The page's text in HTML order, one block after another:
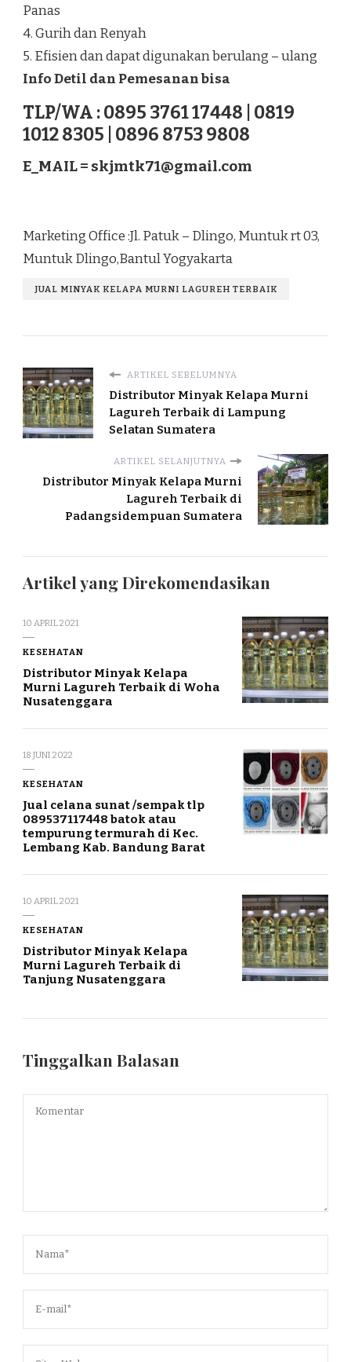
Panas
4. Gurih dan Renyah
5. Efisien dan dapat digunakan berulang – ulang
Info Detil dan Pemesanan bisa
TLP/WA : 0895 3761 17448 | 0819
1012 8305 | 0896 8753 9808
E_MAIL = skjmtk71@gmail.com
Marketing Office :Jl. Patuk – Dlingo, Muntuk rt 03,
Muntuk Dlingo,Bantul Yogyakarta
JUAL MINYAK KELAPA MURNI LAGUREH TERBAIK
ARTIKEL SEBELUMNYA
Distributor Minyak Kelapa Murni
Lagureh Terbaik di Lampung
Selatan Sumatera
ARTIKEL SELANJUTNYA
Distributor Minyak Kelapa Murni
Lagureh Terbaik di
Padangsidempuan Sumatera
Artikel yang Direkomendasikan
10 APRIL 2021
KESEHATAN
Distributor Minyak Kelapa
Murni Lagureh Terbaik di Woha
Nusatenggara
18 JUNI 2022
KESEHATAN
Jual celana sunat /sempak tlp
089537117448 batok atau
tempurung termurah di Kec.
Lembang Kab. Bandung Barat
10 APRIL 2021
KESEHATAN
Distributor Minyak Kelapa
Murni Lagureh Terbaik di
Tanjung Nusatenggara
Tinggalkan Balasan